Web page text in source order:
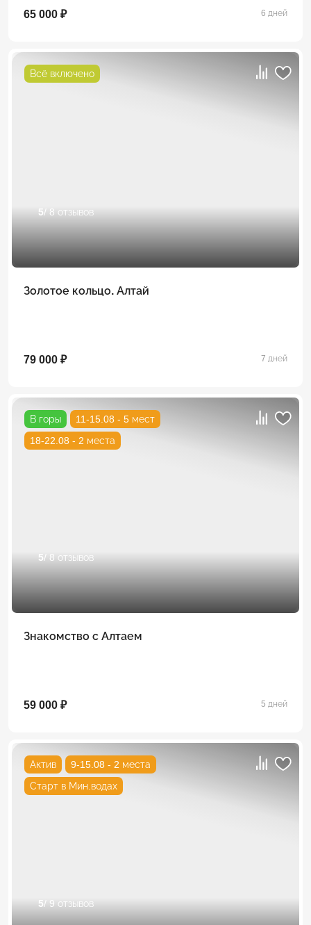
65 000 ₽ 6 дней
Всё включено
5/ 8 отзывов
Золотое кольцо. Алтай
79 000 ₽ 7 дней
В горы
11-15.08 - 5 мест
18-22.08 - 2 места
5/ 8 отзывов
Знакомство с Алтаем
59 000 ₽ 5 дней
Актив
9-15.08 - 2 места
Старт в Мин.водах
5/ 9 отзывов